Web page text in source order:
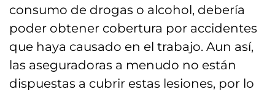
consumo de drogas o alcohol, debería
poder obtener cobertura por accidentes
que haya causado en el trabajo. Aun así,
las aseguradoras a menudo no están
dispuestas a cubrir estas lesiones, por lo